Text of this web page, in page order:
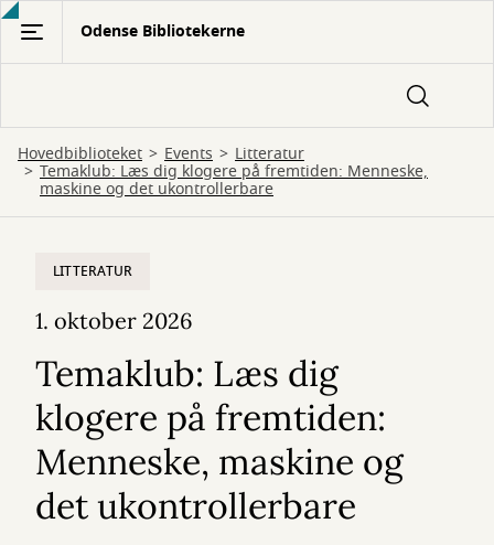
Gå
hovedindhold
Odense Bibliotekerne
Hovedbiblioteket Events Litteratur
Temaklub: Læs dig klogere på fremtiden: Menneske,
maskine og det ukontrollerbare
LITTERATUR
1. oktober 2026
Temaklub: Læs dig
klogere på fremtiden:
Menneske, maskine og
det ukontrollerbare